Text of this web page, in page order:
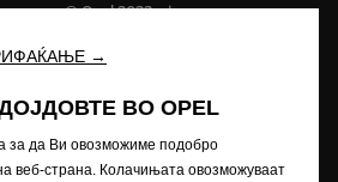
сите © Opel 2022
на гориво
за сообразност
информации
→
ВО OPEL
за да Ви овозможиме подобро
веб-страна. Колачињата овозможуваат